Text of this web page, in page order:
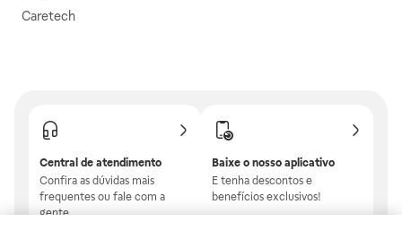
Caretech
Central de atendimento
Confira as dúvidas mais
frequentes ou fale com a
gente.
Baixe o nosso aplicativo
E tenha descontos e
benefícios exclusivos!